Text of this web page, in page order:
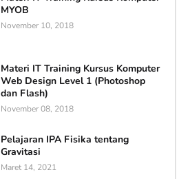
MYOB
November 10, 2018
Materi IT Training Kursus Komputer
Web Design Level 1 (Photoshop
dan Flash)
November 08, 2018
Pelajaran IPA Fisika tentang
Gravitasi
Maret 14, 2021